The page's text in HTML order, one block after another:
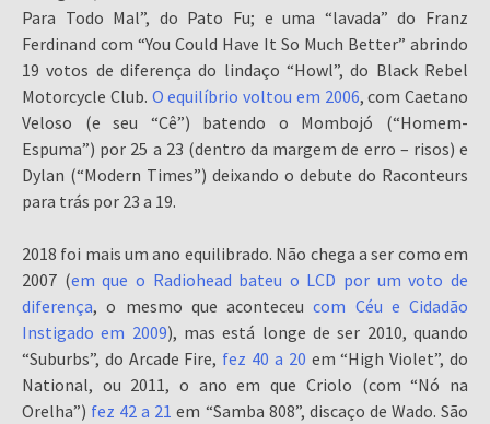
Para Todo Mal”, do Pato Fu; e uma “lavada” do Franz
Ferdinand com “You Could Have It So Much Better” abrindo
19 votos de diferença do lindaço “Howl”, do Black Rebel
Motorcycle Club. O equilíbrio voltou em 2006, com Caetano
Veloso (e seu “Cê”) batendo o Mombojó (“Homem-
Espuma”) por 25 a 23 (dentro da margem de erro – risos) e
Dylan (“Modern Times”) deixando o debute do Raconteurs
para trás por 23 a 19.
2018 foi mais um ano equilibrado. Não chega a ser como em
2007 (em que o Radiohead bateu o LCD por um voto de
diferença, o mesmo que aconteceucom Céu e Cidadão
Instigado em 2009), mas está longe de ser 2010, quando
“Suburbs”, do Arcade Fire, fez 40 a 20 em “High Violet”, do
National, ou 2011, o ano em que Criolo (com “Nó na
Orelha”) fez 42 a 21 em “Samba 808”, discaço de Wado. São